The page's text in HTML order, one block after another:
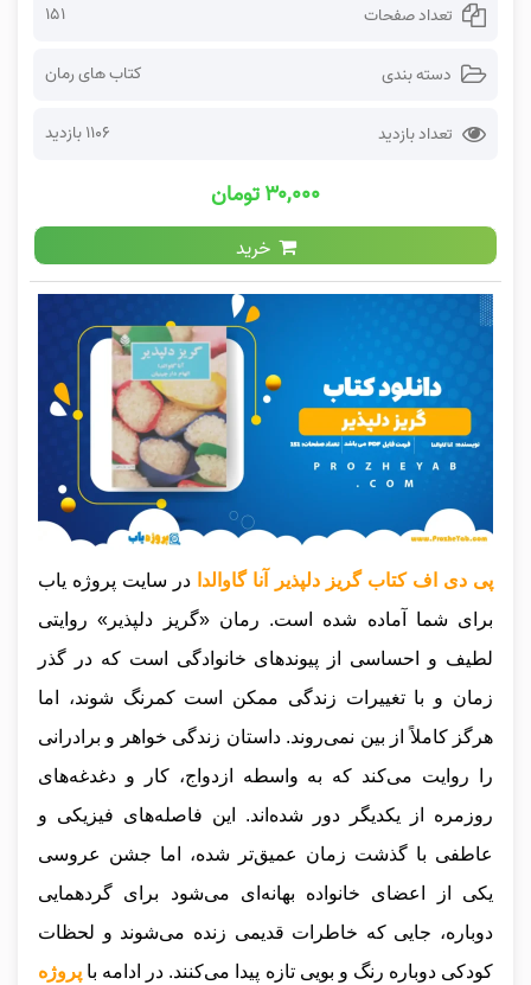
تعداد صفحات 151
دسته بندی کتاب های رمان
تعداد بازدید 1106 بازدید
۳۰,۰۰۰ تومان
خرید
پی دی اف کتاب گریز دلپذیر آنا گاوالدا در سایت پروژه یاب
برای شما آماده شده است. رمان «گریز دلپذیر» روایتی
لطیف و احساسی از پیوندهای خانوادگی است که در گذر
زمان و با تغییرات زندگی ممکن است کمرنگ شوند، اما
هرگز کاملاً از بین نمی‌روند. داستان زندگی خواهر و برادرانی
را روایت می‌کند که به واسطه ازدواج، کار و دغدغه‌های
روزمره از یکدیگر دور شده‌اند. این فاصله‌های فیزیکی و
عاطفی با گذشت زمان عمیق‌تر شده، اما جشن عروسی
یکی از اعضای خانواده بهانه‌ای می‌شود برای گردهمایی
دوباره، جایی که خاطرات قدیمی زنده می‌شوند و لحظات
کودکی دوباره رنگ و بویی تازه پیدا می‌کنند. در ادامه با پروژه